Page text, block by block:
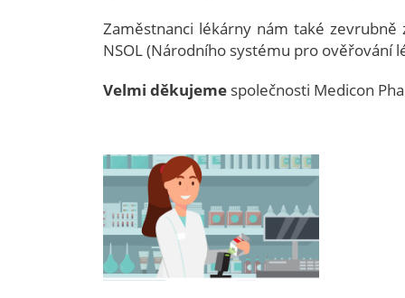
Zaměstnanci lékárny nám také
NSOL (Národního systému pro ověřování
Velmi děkujeme společnosti Medicon